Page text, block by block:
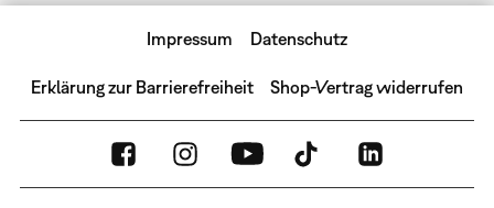
Impressum Datenschutz
Erklärung zur Barrierefreiheit Shop-Vertrag widerrufen